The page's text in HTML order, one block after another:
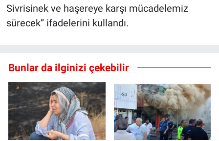
Sivrisinek ve haşereye karşı mücadelemiz
sürecek” ifadelerini kullandı.
Bunlar da ilginizi çekebilir